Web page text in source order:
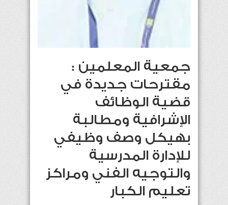
جمعية المعلمين :
مقترحات جديدة في
قضية الوظائف
الإشرافية ومطالبة
بهيكل وصف وظيفي
للإدارة المدرسية
والتوجيه الفني ومراكز
تعليم الكبار